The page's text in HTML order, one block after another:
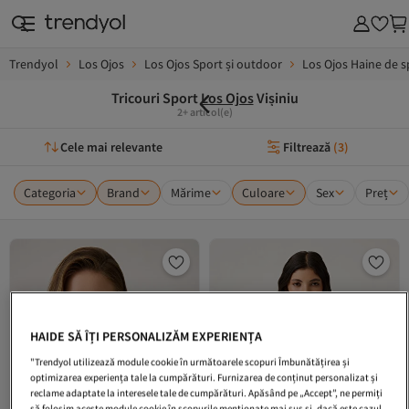
Trendyol Los Ojos Los Ojos Sport și outdoor Los Ojos Haine de
Tricouri SportLos OjosVișiniu
2+ articol(e)
Cele mai relevante Filtrează (3)
Categoria Brand Mărime Culoare Sex Preț
HAIDE SĂ ÎȚI PERSONALIZĂM EXPERIENȚA
"Trendyol utilizează module cookie în următoarele scopuri Îmbunătățirea și
optimizarea experiența tale la cumpărături. Furnizarea de conținut personalizat și
reclame adaptate la interesele tale de cumpărături. Apăsând pe „Accept”, ne permiți